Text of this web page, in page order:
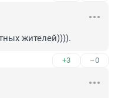
жителей)))).
+3 –0